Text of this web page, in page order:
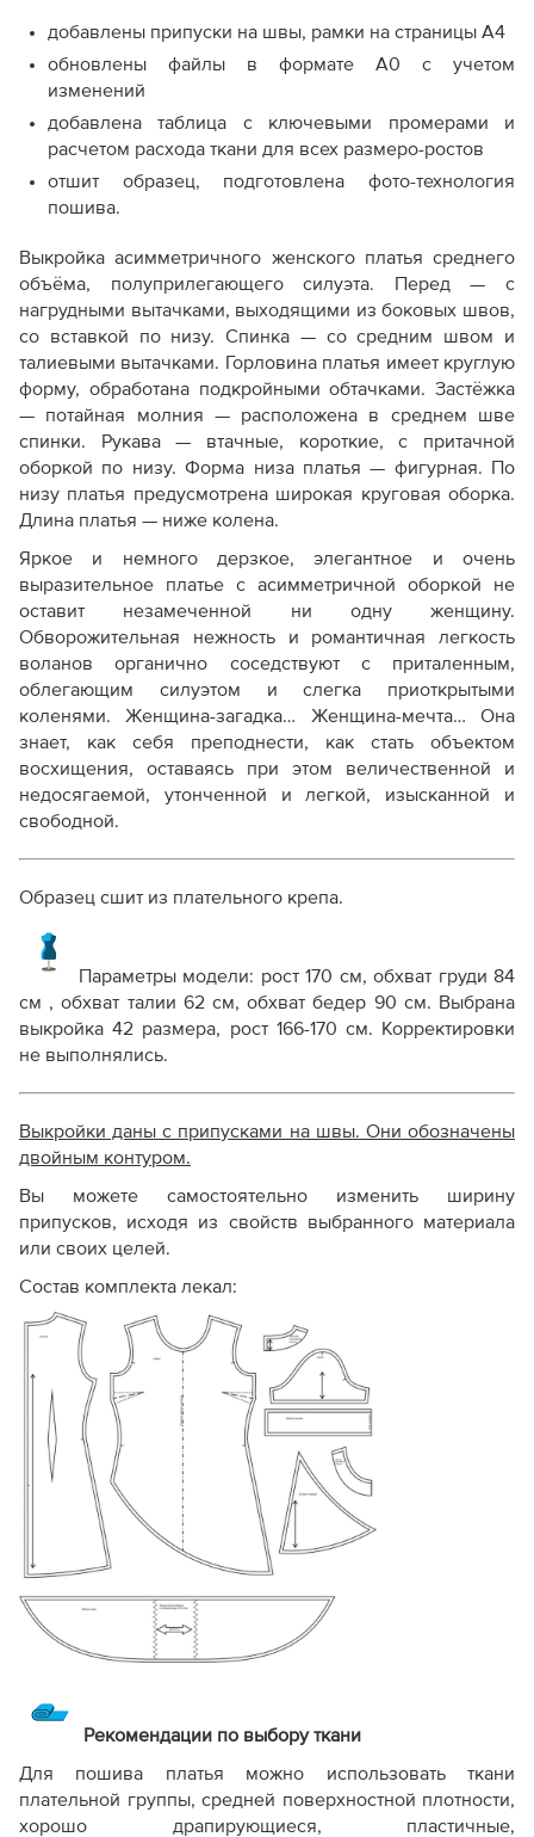
добавлены припуски на швы, рамки на страницы А4
обновлены файлы в формате А0 с учетом
изменений
добавлена таблица с ключевыми промерами и
расчетом расхода ткани для всех размеро-ростов
отшит образец, подготовлена фото-технология
пошива.
Выкройка асимметричного женского платья среднего
объёма, полуприлегающего силуэта. Перед — с
нагрудными вытачками, выходящими из боковых швов,
со вставкой по низу. Спинка — со средним швом и
талиевыми вытачками. Горловина платья имеет круглую
форму, обработана подкройными обтачками. Застёжка
— потайная молния — расположена в среднем шве
спинки. Рукава — втачные, короткие, с притачной
оборкой по низу. Форма низа платья — фигурная. По
низу платья предусмотрена широкая круговая оборка.
Длина платья — ниже колена.
Яркое и немного дерзкое, элегантное и очень
выразительное платье с асимметричной оборкой не
оставит незамеченной ни одну женщину.
Обворожительная нежность и романтичная легкость
воланов органично соседствуют с приталенным,
облегающим силуэтом и слегка приоткрытыми
коленями. Женщина-загадка… Женщина-мечта… Она
знает, как себя преподнести, как стать объектом
восхищения, оставаясь при этом величественной и
недосягаемой, утонченной и легкой, изысканной и
свободной.
Образец сшит из плательного крепа.
Параметры модели: рост 170 см, обхват груди 84
см , обхват талии 62 см, обхват бедер 90 см. Выбрана
выкройка 42 размера, рост 166-170 см. Корректировки
не выполнялись.
Выкройки даны с припусками на швы. Они обозначены
двойным контуром.
Вы можете самостоятельно изменить ширину
припусков, исходя из свойств выбранного материала
или своих целей.
Состав комплекта лекал:
Рекомендации по выбору ткани
Для пошива платья можно использовать ткани
плательной группы, средней поверхностной плотности,
хорошо драпирующиеся, пластичные,